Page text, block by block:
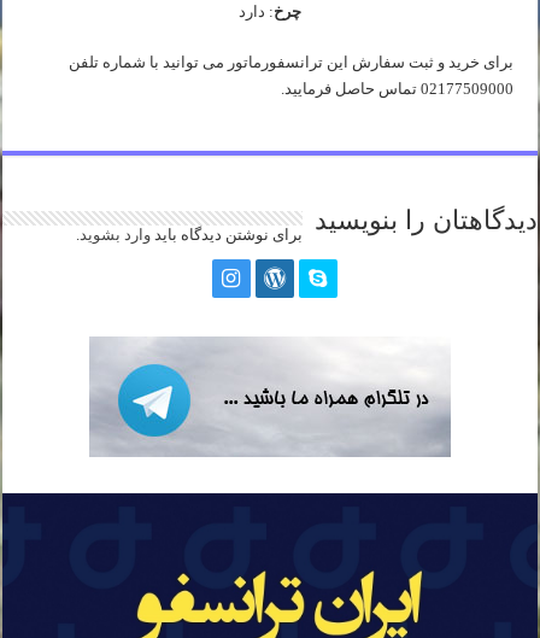
چرخ: دارد
برای خرید و ثبت سفارش این ترانسفورماتور می توانید با شماره تلفن
02177509000 تماس حاصل فرمایید.
دیدگاهتان را بنویسید برای نوشتن دیدگاه بایدوارد بشوید